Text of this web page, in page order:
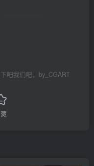
吧我们吧，by_CGART